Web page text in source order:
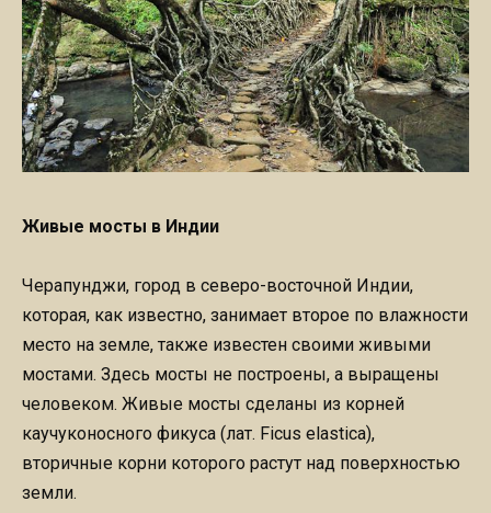
Живые мосты в Индии
Черапунджи, город в северо-восточной Индии,
которая, как известно, занимает второе по влажности
место на земле, также известен своими живыми
мостами. Здесь мосты не построены, а выращены
человеком. Живые мосты сделаны из корней
каучуконосного фикуса (лат. Ficus elastica),
вторичные корни которого растут над поверхностью
земли.